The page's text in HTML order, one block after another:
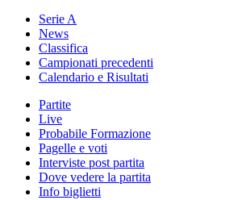
Serie A
News
Classifica
Campionati precedenti
Calendario e Risultati
Partite
Live
Probabile Formazione
Pagelle e voti
Interviste post partita
Dove vedere la partita
Info biglietti